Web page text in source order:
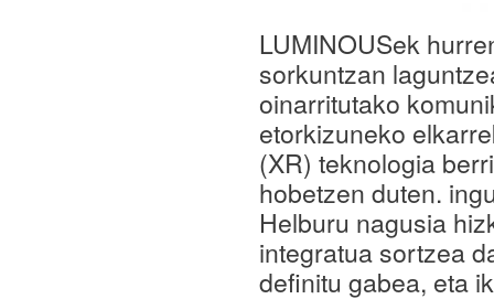
LUMINOUSek
sorkuntzan
oinarritutako
etorkizuneko
(XR) teknologia
hobetzen duten.
Helburu nagusia
integratua sortzea
definitu gabea, eta